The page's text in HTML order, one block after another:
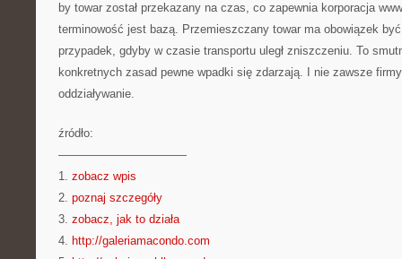
by towar został przekazany na czas, co zapewnia korporacja
terminowość jest bazą. Przemieszczany towar ma obowiązek
przypadek, gdyby w czasie transportu uległ zniszczeniu. To
konkretnych zasad pewne wpadki się zdarzają. I nie zawsze
oddziaływanie.
źródło:
———————————
1. zobacz wpis
2. poznaj szczegóły
3. zobacz, jak to działa
4. http://galeriamacondo.com